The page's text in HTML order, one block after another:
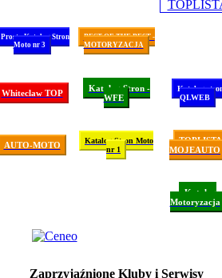
Prosty Katalog Stron
Moto nr 3
BEST OF THE BEST -
MOTORYZACJA
Whiteclaw TOP
Katalog Stron -
WFE
Katalog
QLWEB
AUTO-MOTO
Katalog Stron Moto
nr 1
TOPLISTA
MOJEAUTO
Katalog
Motoryzacja
Zaprzyjaźnione Kluby i Serwisy